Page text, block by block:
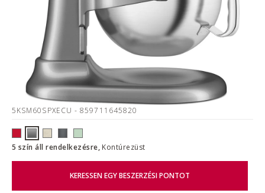
5KSM60SPXECU- 859711645820
5 szín áll rendelkezésre, Kontúrezüst
KERESSEN EGY BESZERZÉSI PONTOT